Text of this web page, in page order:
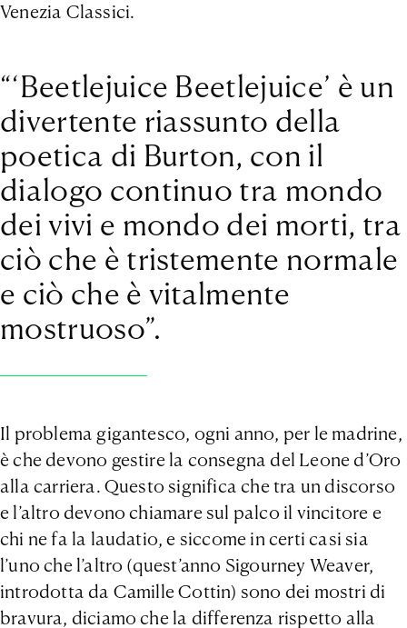
Venezia Classici.
“‘Beetlejuice Beetlejuice’ è un
divertente riassunto della
poetica di Burton, con il
dialogo continuo tra mondo
dei vivi e mondo dei morti, tra
ciò che è tristemente normale
e ciò che è vitalmente
mostruoso”.
Il problema gigantesco, ogni anno, per le madrine,
è che devono gestire la consegna del Leone d’Oro
alla carriera. Questo significa che tra un discorso
e l’altro devono chiamare sul palco il vincitore e
chi ne fa la laudatio, e siccome in certi casi sia
l’uno che l’altro (quest’anno Sigourney Weaver,
introdotta da Camille Cottin) sono dei mostri di
bravura, diciamo che la differenza rispetto alla